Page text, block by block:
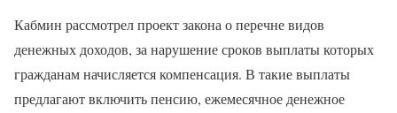
Кабмин рассмотрел проект закона о перечне видов
денежных доходов, за нарушение сроков выплаты которых
гражданам начисляется компенсация. В такие выплаты
предлагают включить пенсию, ежемесячное денежное